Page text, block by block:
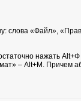
«Файл»,
нажать
– Alt+М. Причем